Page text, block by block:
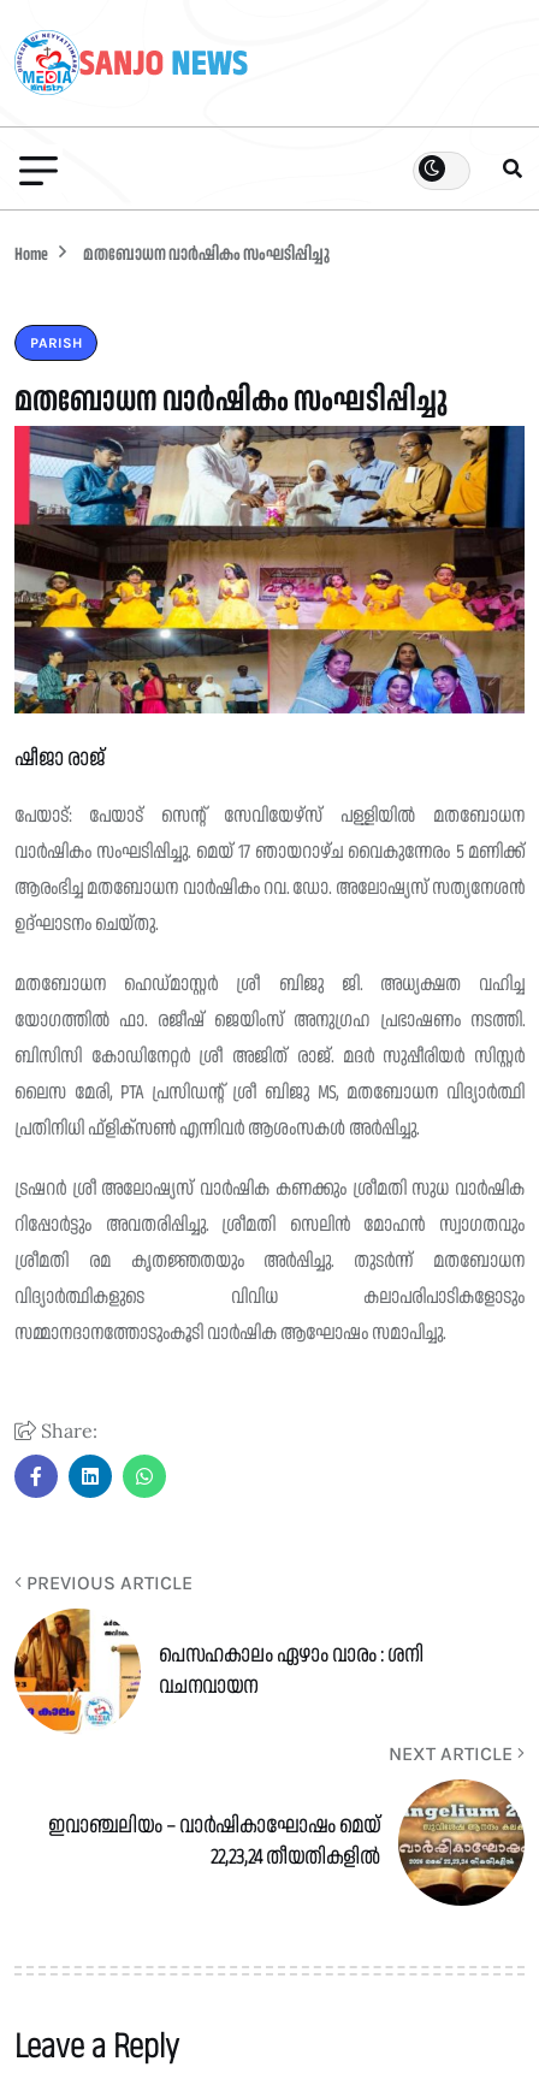
Home മതബോധന വാർഷികം സംഘടിപ്പിച്ചു
PARISH
മതബോധന വാർഷികം സംഘടിപ്പിച്ചു
ഷീജാ രാജ്
പേയാട്: പേയാട് സെന്റ് സേവിയേഴ്സ് പള്ളിയിൽ മതബോധന
വാർഷികം സംഘടിപ്പിച്ചു. മെയ് 17 ഞായറാഴ്ച വൈകുന്നേരം 5 മണിക്ക്
ആരംഭിച്ച മതബോധന വാർഷികം റവ. ഡോ. അലോഷ്യസ് സത്യനേശൻ
ഉദ്ഘാടനം ചെയ്തു.
മതബോധന ഹെഡ്മാസ്റ്റർ ശ്രീ ബിജു ജി. അധ്യക്ഷത വഹിച്ച
യോഗത്തിൽ ഫാ. രജീഷ് ജെയിംസ് അനുഗ്രഹ പ്രഭാഷണം നടത്തി.
ബിസിസി കോഡിനേറ്റർ ശ്രീ അജിത് രാജ്. മദർ സുപ്പീരിയർ സിസ്റ്റർ
ലൈസ മേരി, PTA പ്രസിഡന്റ്‌ ശ്രീ ബിജു MS, മതബോധന വിദ്യാർത്ഥി
പ്രതിനിധി ഫ്ളിക്സൺ എന്നിവർ ആശംസകൾ അർപ്പിച്ചു.
ട്രഷറർ ശ്രീ അലോഷ്യസ് വാർഷിക കണക്കും ശ്രീമതി സുധ വാർഷിക
റിപ്പോർട്ടും അവതരിപ്പിച്ചു. ശ്രീമതി സെലിൻ മോഹൻ സ്വാഗതവും
ശ്രീമതി രമ കൃതജ്ഞതയും അർപ്പിച്ചു. തുടർന്ന് മതബോധന
വിദ്യാർത്ഥികളുടെ വിവിധ കലാപരിപാടികളോടും
സമ്മാനദാനത്തോടുംകൂടി വാർഷിക ആഘോഷം സമാപിച്ചു.
Share:
PREVIOUS ARTICLE
പെസഹകാലം ഏഴാം വാരം : ശനി
വചനവായന
NEXT ARTICLE
ഇവാഞ്ചലിയം – വാർഷികാഘോഷം മെയ്
22,23,24 തീയതികളിൽ
Leave a Reply